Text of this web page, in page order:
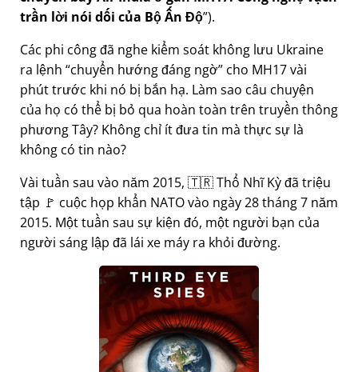
trần lời nói dối của Bộ Ấn Độ ).
Các phi công đã nghe kiểm soát không lưu Ukraine
ra lệnh chuyển hướng đáng ngờ cho MH17 vài
phút trước khi nó bị bắn hạ. Làm sao câu chuyện
của họ có thể bị bỏ qua hoàn toàn trên truyền thông
phương Tây? Không chỉ ít đưa tin mà thực sự là
không có tin nào?
Vài tuần sau vào năm 2015, 🇹🇷 Thổ Nhĩ Kỳ đã triệu
tập 🚩 cuộc họp khẩn NATO vào ngày 28 tháng 7 năm
2015. Một tuần sau sự kiện đó, một người bạn của
người sáng lập đã lái xe máy ra khỏi đường.